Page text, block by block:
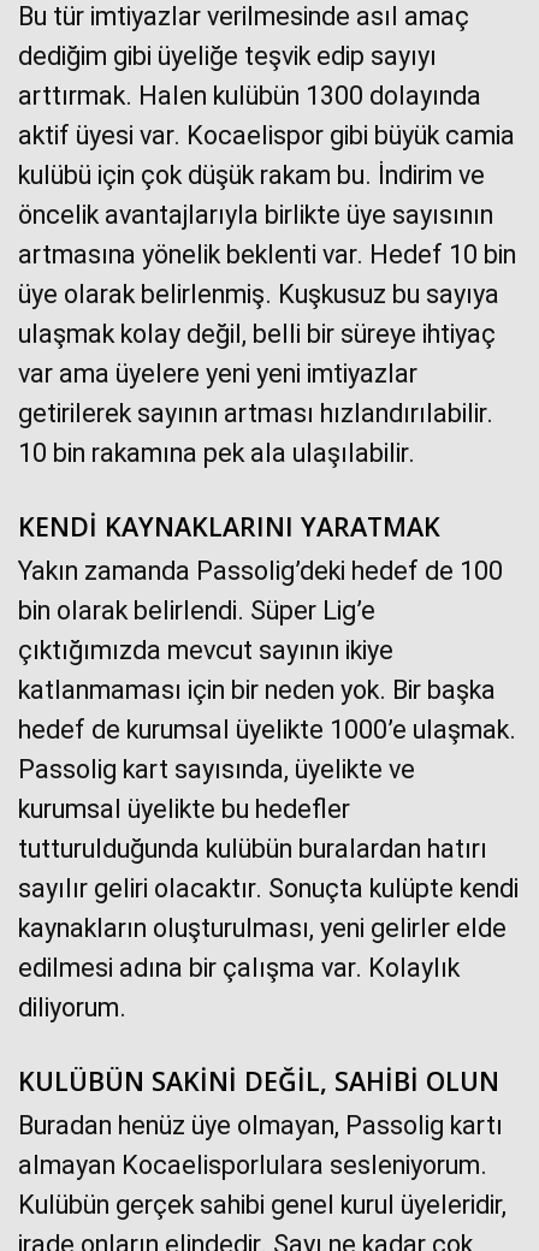
Bu tür imtiyazlar verilmesinde asıl amaç
dediğim gibi üyeliğe teşvik edip sayıyı
arttırmak. Halen kulübün 1300 dolayında
aktif üyesi var. Kocaelispor gibi büyük camia
kulübü için çok düşük rakam bu. İndirim ve
öncelik avantajlarıyla birlikte üye sayısının
artmasına yönelik beklenti var. Hedef 10 bin
üye olarak belirlenmiş. Kuşkusuz bu sayıya
ulaşmak kolay değil, belli bir süreye ihtiyaç
var ama üyelere yeni yeni imtiyazlar
getirilerek sayının artması hızlandırılabilir.
10 bin rakamına pek ala ulaşılabilir.
KENDİ KAYNAKLARINI YARATMAK
Yakın zamanda Passolig’deki hedef de 100
bin olarak belirlendi. Süper Lig’e
çıktığımızda mevcut sayının ikiye
katlanmaması için bir neden yok. Bir başka
hedef de kurumsal üyelikte 1000’e ulaşmak.
Passolig kart sayısında, üyelikte ve
kurumsal üyelikte bu hedefler
tutturulduğunda kulübün buralardan hatırı
sayılır geliri olacaktır. Sonuçta kulüpte kendi
kaynakların oluşturulması, yeni gelirler elde
edilmesi adına bir çalışma var. Kolaylık
diliyorum.
KULÜBÜN SAKİNİ DEĞİL, SAHİBİ OLUN
Buradan henüz üye olmayan, Passolig kartı
almayan Kocaelisporlulara sesleniyorum.
Kulübün gerçek sahibi genel kurul üyeleridir,
irade onların elindedir. Sayı ne kadar çok